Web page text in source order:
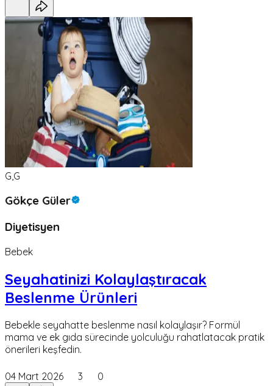
G,G
Gökçe Güler
Diyetisyen
Bebek
Seyahatinizi Kolaylaştıracak
Beslenme Ürünleri
Bebekle seyahatte beslenme nasıl kolaylaşır? Formül
mama ve ek gıda sürecinde yolculuğu rahatlatacak pratik
önerileri keşfedin.
04 Mart 2026 3 0